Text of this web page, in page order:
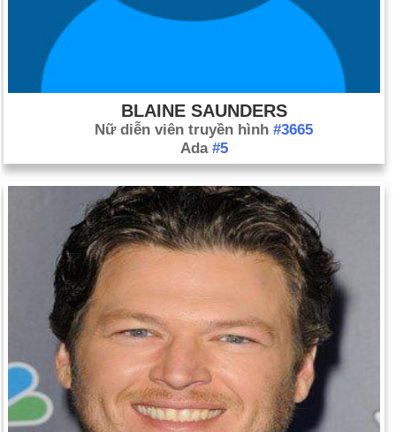
BLAINE SAUNDERS
Nữ diễn viên truyền hình #3665
Ada #5